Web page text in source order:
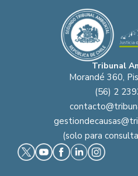
Tribunal
Morandé 360,
(56) 2
(solo para